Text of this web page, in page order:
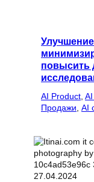
повысить
AI Product
Продажи AI
27.04.2024